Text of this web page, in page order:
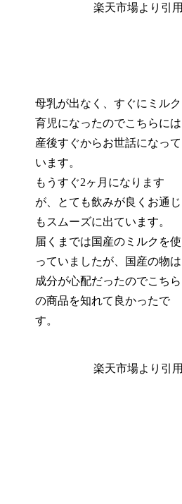
楽天市場より引用
母乳が出なく、すぐにミルク
育児になったのでこちらには
産後すぐからお世話になって
います。
もうすぐ2ヶ月になります
が、とても飲みが良く お通じ
もスムーズに出ています。
届くまでは国産のミルクを使
っていましたが、国産の物は
成分が心配だったのでこちら
の商品を知れて良かったで
す。
楽天市場より引用